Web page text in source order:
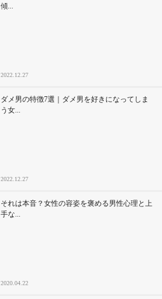
傾...
2022.12.27
ダメ男の特徴7選｜ダメ男を好きになってしま
う女...
2022.12.27
それは本音？女性の容姿を褒める男性心理と上
手な...
2020.04.22